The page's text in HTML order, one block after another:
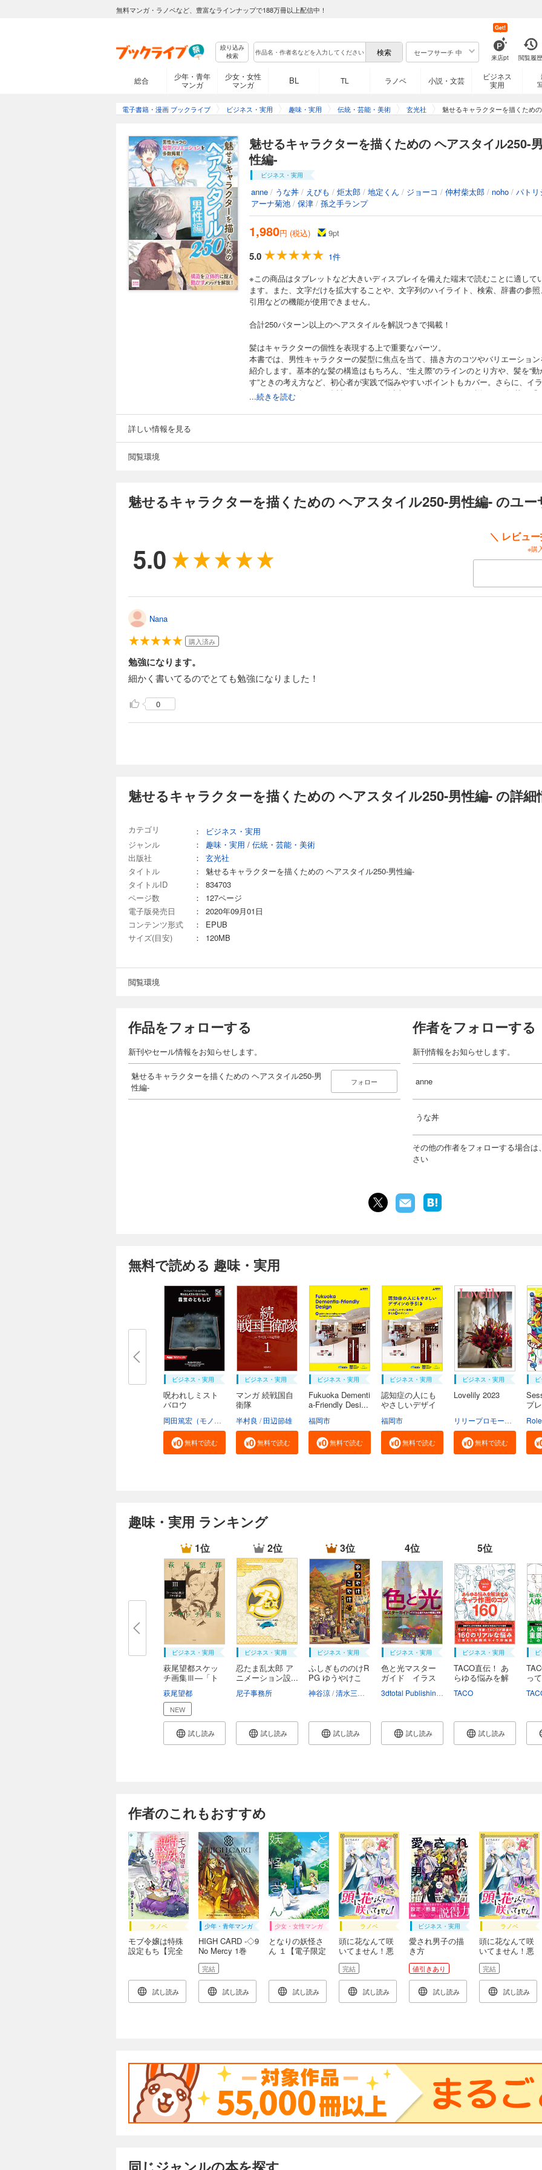
無料マンガ・ラノベなど、豊富なラインナップで188万冊以上配信中！
絞り込み
検索
セーフサーチ 中
来店pt
Get!
閲覧履歴
総合
少年・青年
マンガ
少女・女性
マンガ
BL TL ラノベ 小説・文芸
ビジネス
実用
電子書籍・漫画 ブックライブ ビジネス・実用 趣味・実用 伝統・芸能・美術 玄光社 魅せるキャラクターを描くため
魅せるキャラクターを描くための ヘアスタイル250-
性編-
ビジネス・実用
anne / うな丼 / えびも / 炬太郎 / 地定くん / ジョーコ / 仲村柴太郎 / noho / パトリ
アーナ菊池 / 保津 / 孫之手ランプ
1,980円 (税込) 9pt
5.0
1件
※この商品はタブレットなど大きいディスプレイを備えた端末で読むことに適して
ます。また、文字だけを拡大することや、文字列のハイライト、検索、辞書の参
引用などの機能が使用できません。
合計250パターン以上のヘアスタイルを解説つきで掲載！
髪はキャラクターの個性を表現する上で重要なパーツ。
本書では、男性キャラクターの髪型に焦点を当て、描き方のコツやバリエーショ
紹介します。基本的な髪の構造はもちろん、“生え際”のラインのとり方や、髪を“動
す”ときの考え方など、初心者が実践で悩みやすいポイントもカバー。さらに、イ
トレーター11名による合計250パターン以上のヘアスタイルを解説つきで掲載。「
キイキしたキャラを生む」本当に良いイラストを描きたい人のための1冊です。
...続きを読む
詳しい情報を見る
閲覧環境
魅せるキャラクターを描くための ヘアスタイル250-男性編- のユ
5.0
＼ レビュ
※購
Nana
購入済み
勉強になります。
細かく書いてるのでとても勉強になりました！
0
魅せるキャラクターを描くための ヘアスタイル250-男性編- の詳細
カテゴリ ：
ビジネス・実用
ジャンル
： 趣味・実用 / 伝統・芸能・美術
出版社
：
玄光社
タイトル
：
魅せるキャラクターを描くための ヘアスタイル250-男性編-
タイトルID
：
834703
ページ数
：
127ページ
電子版発売日
：
2020年09月01日
コンテンツ形式
：
EPUB
サイズ(目安)
： 120MB
閲覧環境
作品をフォローする
新刊やセール情報をお知らせします。
魅せるキャラクターを描くための ヘアスタイル250-男
性編-
フォロー
作者をフォローする
新刊情報をお知らせします。
anne
うな丼
その他の作者をフォローする場合
さい
無料で読める 趣味・実用
ビジネス・実用
呪われしミスト
バロウ
宮﨑樹
無料で読む
ビジネス・実用
マンガ 続戦国自
衛隊
半村良 田辺節雄
無料で読む
ビジネス・実用
Fukuoka Dementi
a-Friendly Desi...
福岡市
無料で読む
ビジネス・実用
認知症の人にも
やさしいデザイ
福岡市
無料で読む
ビジネス・実用
Lovelily 2023
無料で読む
プ
趣味・実用 ランキング
1位
ビジネス・実用
萩尾望都スケッ
チ画集Ⅲ―「ト
萩尾望都
NEW
試し読み
2位
ビジネス・実用
忍たま乱太郎 ア
ニメーション設...
尼子事務所
試し読み
3位
ビジネス・実用
ふしぎもののけR
PG ゆうやけこ
神谷涼 清水三毛 インコグ・ラボ
試し読み
4位
ビジネス・実用
色と光マスター
ガイド イラス
服部こまこ
試し読み
5位
ビジネス・実用
TACO直伝！ あ
らゆる悩みを解
TACO
試し読み
っ
作者のこれもおすすめ
ラノベ
モブ令嬢は特殊
設定もち【完全
試し読み
少年・青年マンガ
HIGH CARD -◇9
No Mercy 1巻
完結
試し読み
少女・女性マンガ
となりの妖怪さ
ん １【電子限定
試し読み
ラノベ
頭に花なんて咲
いてません！悪
役令嬢のツンが
かわいすぎる件
【完全版】
完結
試し読み
ビジネス・実用
愛され男子の描
き方
値引きあり
試し読み
ラノベ
頭に花なんて咲
いてません！悪
役令嬢のツンが
かわいすぎる件
（１）
完結
試し読み
同じジャンルの本を探す